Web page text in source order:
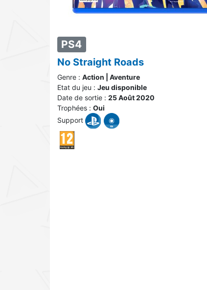
PS4
No Straight Roads
Genre : Action | Aventure
Etat du jeu : Jeu disponible
Date de sortie : 25 Août 2020
Trophées : Oui
Support